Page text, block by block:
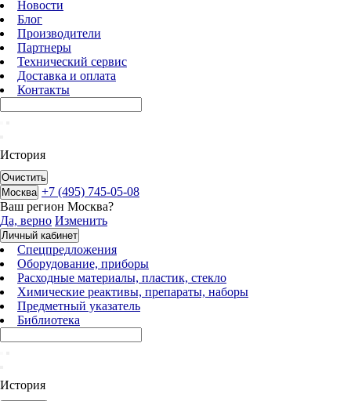
Новости
Блог
Производители
Партнеры
Технический сервис
Доставка и оплата
Контакты
История
Очистить
Москва +7 (495) 745-05-08
Ваш регион Москва?
Да, верно Изменить
Личный кабинет
Спецпредложения
Оборудование, приборы
Расходные материалы, пластик, стекло
Химические реактивы, препараты, наборы
Предметный указатель
Библиотека
История